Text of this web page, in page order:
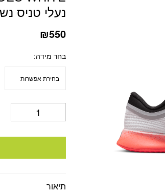
נעלי טניס
₪550
בחר מידה
תיאור